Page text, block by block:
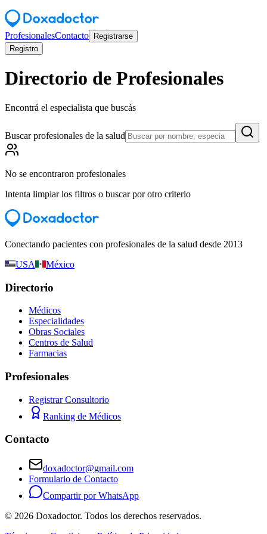
ProfesionalesContacto
Registrarse
Registro
Directorio de Profesionales
Encontrá el especialista que buscás
Buscar profesionales de la salud
No se encontraron profesionales
Intenta limpiar los filtros o buscar por otro criterio
Conectando pacientes con profesionales de la salud desde 2013
USA
México
Directorio
Médicos
Especialidades
Obras Sociales
Centros de Salud
Farmacias
Profesionales
Registrar Consultorio
Ranking de Médicos
Contacto
doxadoctor@gmail.com
Formulario de Contacto
Compartir por WhatsApp
© 2026 Doxadoctor. Todos los derechos reservados.